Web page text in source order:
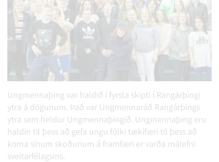
Ungmennaþing var haldið í fyrsta skipti í Rangárþingi
ytra á dögunum. Það var Ungmennaráð Rangárþings
ytra sem heldur Ungmennaþingið. Ungmennaþing eru
haldin til þess að gefa ungu fólki tækifæri til þess að
koma sínum skoðunum á framfæri er varða málefni
sveitarfélagsins.